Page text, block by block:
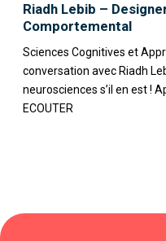
Riadh Lebib –
Comportemental
Sciences Cognitives et
conversation avec Riadh
neurosciences s’il en est !
ECOUTER